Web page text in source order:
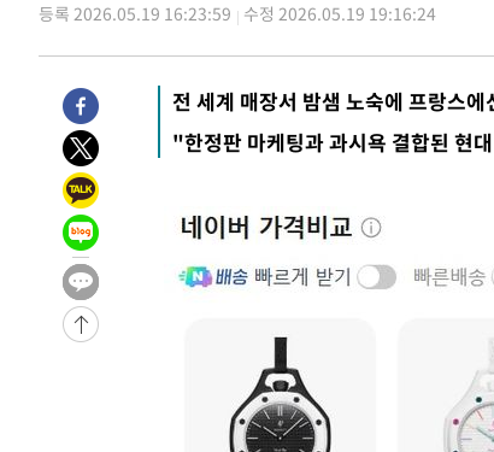
46분 전 >"美간섭에 합의 지연"…트럼프, '이란 호르무즈 통제권'
1시간 전 >[속보]산업장관 "李정부, 원전 반대 안해…안정 전력
2시간 전 >
[속보]경찰, '홍명보 선임 논란' 대한축구협회·축구회
-18636초 전 >
[속보]합참 "北 발사체는 단거리탄도미사일…감
화"
-18384초 전 >
日방위성, 北이 동해로 쏜 발사체는 탄도미사일 가
-16814초 전 >
-16220초 전 >
[속보]합참 "북, 동해상으로 미상 발사체 발사"
-15616초 전 >
'낮 최고 39도' 불볕더위…한밤 열대야도 계속[내
-15575초 전 >
[속보]7~9일 프로야구 3연전도 폭염 취소…11일
-15237초 전 >
"韓 외환시장 개입 관측 배경엔 美의 대한국 무역
'월드컵 탈락 후폭풍' 축구협회…초유의 압수수색
서울 낮 37.9도, 올여름 최고치 경신…영등포 순간
[속보]종합특검, 대검 추가 압수수색…내란 중요임
등록 2026.05.19 16:23:59 수정 2026.05.19 19:16:24
전 세계 매장서 밤샘 노숙에 프랑스
"한정판 마케팅과 과시욕 결합된 현